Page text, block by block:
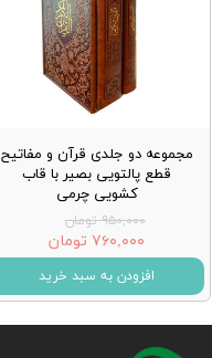
مجموعه دو جلدی قرآن و مفاتیح
قطع پالتویی بصیر با قاب
کشویی چرمی
۹۵۰,۰۰۰ تومان
۷۶۰,۰۰۰ تومان
افزودن به سبد خرید